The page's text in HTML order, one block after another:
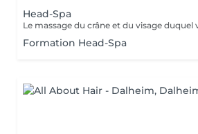
Head-Spa
Formation Head-Spa